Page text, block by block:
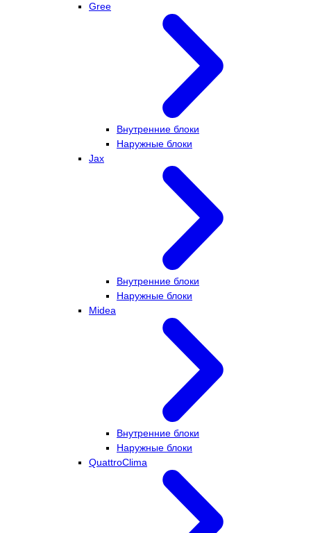
Gree
Внутренние блоки
Наружные блоки
Jax
Внутренние блоки
Наружные блоки
Midea
Внутренние блоки
Наружные блоки
QuattroClima